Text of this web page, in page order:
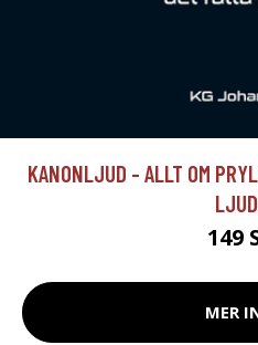
KANONLJUD - ALLT OM
149
MER